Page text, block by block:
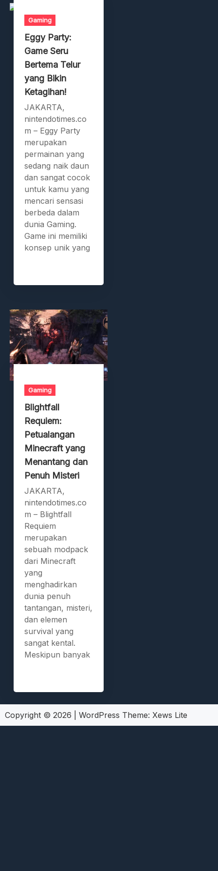
Gaming
Eggy Party:
Game Seru
Bertema Telur
yang Bikin
Ketagihan!
JAKARTA,
nintendotimes.co
m – Eggy Party
merupakan
permainan yang
sedang naik daun
dan sangat cocok
untuk kamu yang
mencari sensasi
berbeda dalam
dunia Gaming.
Game ini memiliki
konsep unik yang
Gaming
Blightfall
Requiem:
Petualangan
Minecraft yang
Menantang dan
Penuh Misteri
JAKARTA,
nintendotimes.co
m – Blightfall
Requiem
merupakan
sebuah modpack
dari Minecraft
yang
menghadirkan
dunia penuh
tantangan, misteri,
dan elemen
survival yang
sangat kental.
Meskipun banyak
Copyright © 2026 WordPress Theme: Xews Lite